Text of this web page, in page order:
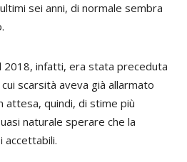
sei anni, di normale sembra
2018, infatti, era stata preceduta
scarsità aveva già allarmato
attesa, quindi, di stime più
naturale sperare che la
accettabili.